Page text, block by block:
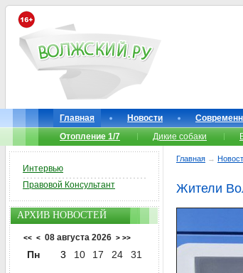
Главная Новости
Отопление 1/7
Дикие собаки
Главная →
Жители
Интервью
Правовой Консультант
АРХИВ НОВОСТЕЙ
<< < 08 августа 2026 > >>
Пн 3 10 17 24 31